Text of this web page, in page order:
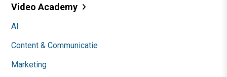
Video Academy
AI
Content & Communicatie
Marketing